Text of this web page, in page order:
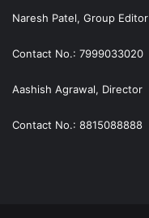
Naresh Patel, Group Editor
Contact No.: 7999033020
Aashish Agrawal, Director
Contact No.: 8815088888